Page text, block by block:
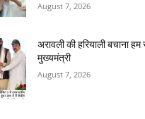
August 7, 2026
अरावली की हरियाली बचाना
मुख्यमंत्री
August 7, 2026